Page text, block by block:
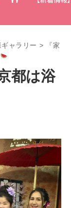
ギャラリー >
『家
都は浴